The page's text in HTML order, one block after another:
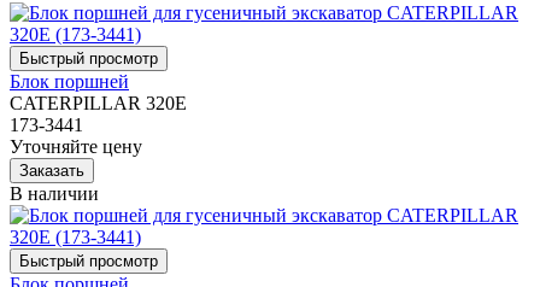
Блок поршней
CATERPILLAR 320E
173-3441
Уточняйте цену
В наличии